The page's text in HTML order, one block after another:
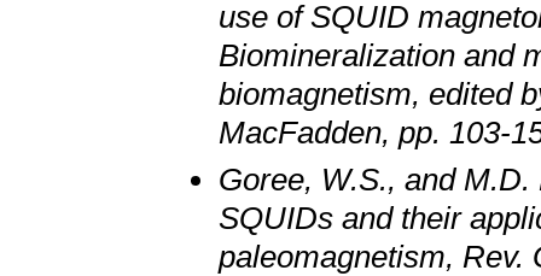
use of SQUID
Biomineralization and
biomagnetism, edited
MacFadden, pp. 103-
Goree, W.S., and
SQUIDs and their
paleomagnetism, Rev.